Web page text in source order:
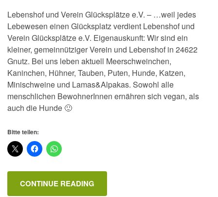
Lebenshof und Verein Glücksplätze e.V. – …weil jedes
Lebewesen einen Glücksplatz verdient Lebenshof und
Verein Glücksplätze e.V. Eigenauskunft: Wir sind ein
kleiner, gemeinnütziger Verein und Lebenshof in 24622
Gnutz. Bei uns leben aktuell Meerschweinchen,
Kaninchen, Hühner, Tauben, Puten, Hunde, Katzen,
Minischweine und Lamas&Alpakas. Sowohl alle
menschlichen BewohnerInnen ernähren sich vegan, als
auch die Hunde 🙂
Bitte teilen:
CONTINUE READING